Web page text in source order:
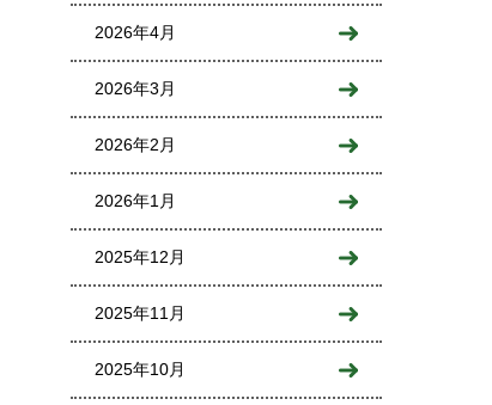
2026年4月
2026年3月
2026年2月
2026年1月
2025年12月
2025年11月
2025年10月